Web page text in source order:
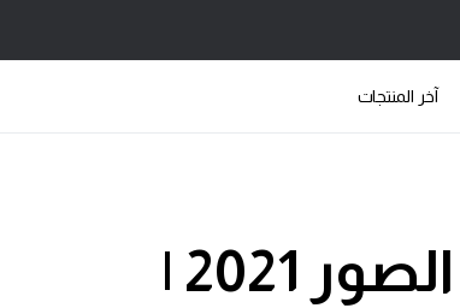
آخر المنتجات
افضل برنامج لتعديل الصور 2021 |